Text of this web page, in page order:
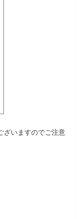
ざいますのでご注意